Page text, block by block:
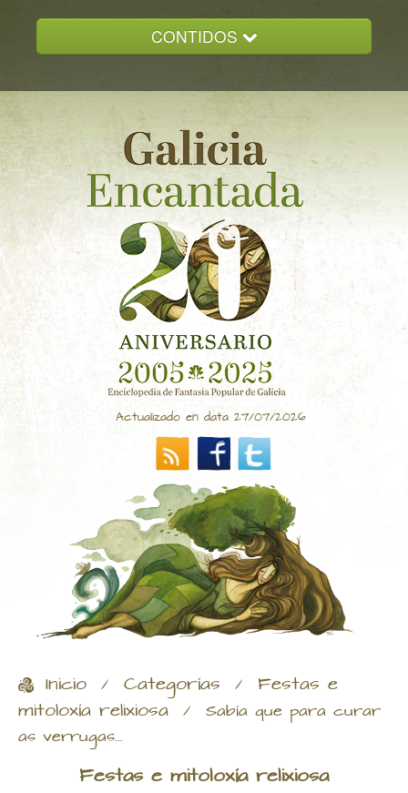
CONTIDOS
GALICIA ENCANTADA
DOCUMENTACION
NOVAS
CONTACTO
Actualizado en data 27/07/2026
Inicio / Categorías / Festas e
mitoloxía relixiosa / Sabía que para curar
as verrugas...
Festas e mitoloxía relixiosa